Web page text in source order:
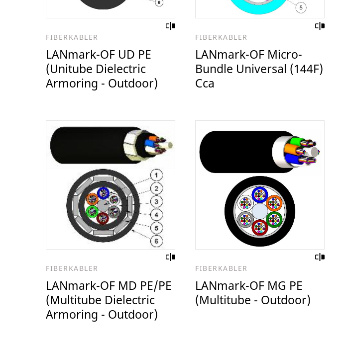
FIBERKABLER
LANmark-OF UD PE
(Unitube Dielectric
Armoring - Outdoor)
FIBERKABLER
LANmark-OF Micro-
Bundle Universal (144F)
Cca
FIBERKABLER
LANmark-OF MD PE/PE
(Multitube Dielectric
Armoring - Outdoor)
FIBERKABLER
LANmark-OF MG PE
(Multitube - Outdoor)